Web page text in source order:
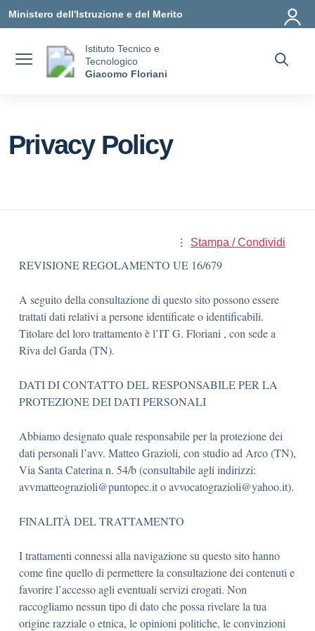
Ministero dell'Istruzione e del Merito
Istituto Tecnico e
Tecnologico
Giacomo Floriani
Privacy Policy
Stampa / Condividi
REVISIONE REGOLAMENTO UE 16/679
A seguito della consultazione di questo sito possono essere
trattati dati relativi a persone identificate o identificabili.
Titolare del loro trattamento è l’IT G. Floriani , con sede a
Riva del Garda (TN).
DATI DI CONTATTO DEL RESPONSABILE PER LA
PROTEZIONE DEI DATI PERSONALI
Abbiamo designato quale responsabile per la protezione dei
dati personali l’avv. Matteo Grazioli, con studio ad Arco (TN),
Via Santa Caterina n. 54/b (consultabile agli indirizzi:
avvmatteograzioli@puntopec.it o avvocatograzioli@yahoo.it).
FINALITÀ DEL TRATTAMENTO
I trattamenti connessi alla navigazione su questo sito hanno
come fine quello di permettere la consultazione dei contenuti e
favorire l’accesso agli eventuali servizi erogati. Non
raccogliamo nessun tipo di dato che possa rivelare la tua
origine razziale o etnica, le opinioni politiche, le convinzioni